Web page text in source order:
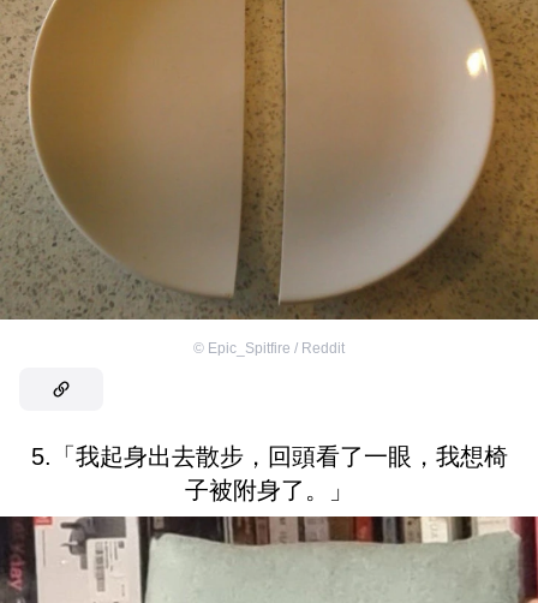
© Epic_Spitfire / Reddit
5.「我起身出去散步，回頭看了一眼，我想椅
子被附身了。」